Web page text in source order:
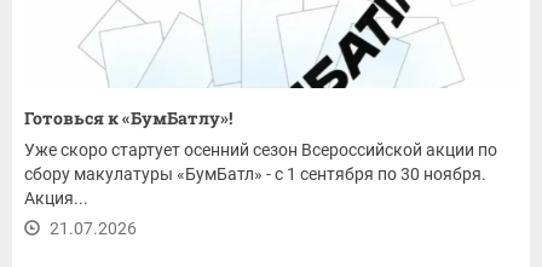
Готовься к «БумБатлу»!
Уже скоро стартует осенний сезон Всероссийской акции по
сбору макулатуры «БумБатл» - с 1 сентября по 30 ноября.
Акция...
21.07.2026